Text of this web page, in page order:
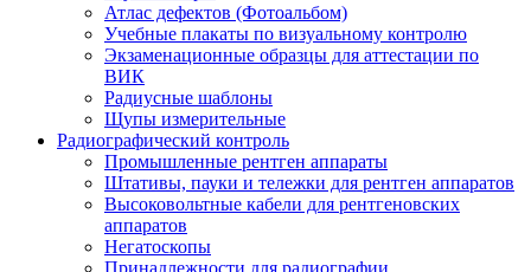
Атлас дефектов (Фотоальбом)
Учебные плакаты по визуальному контролю
Экзаменационные образцы для аттестации по
ВИК
Радиусные шаблоны
Щупы измерительные
Радиографический контроль
Промышленные рентген аппараты
Штативы, пауки и тележки для рентген аппаратов
Высоковольтные кабели для рентгеновских
аппаратов
Негатоскопы
Принадлежности для радиографии